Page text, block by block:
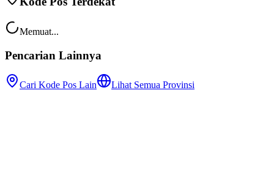
Memuat...
Pencarian Lainnya
Cari Kode Pos Lain Lihat Semua Provinsi